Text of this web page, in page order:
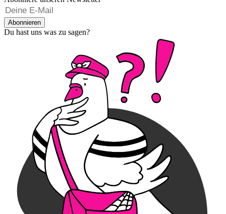
Abonnieren
Du hast uns was zu sagen?